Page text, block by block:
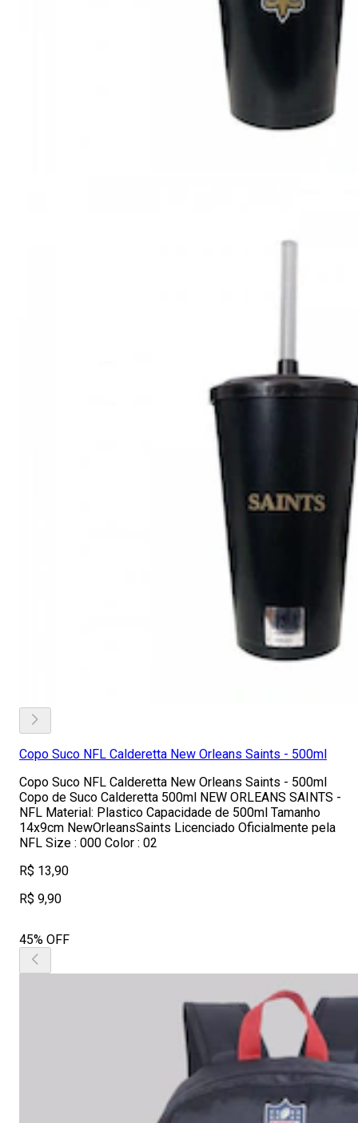
Copo Suco NFL Calderetta New Orleans Saints - 500ml
Copo Suco NFL Calderetta New Orleans Saints - 500ml
Copo de Suco Calderetta 500ml NEW ORLEANS SAINTS -
NFL Material: Plastico Capacidade de 500ml Tamanho
14x9cm NewOrleansSaints Licenciado Oficialmente pela
NFL Size : 000 Color : 02
R$ 13,90
R$ 9,90
45% OFF